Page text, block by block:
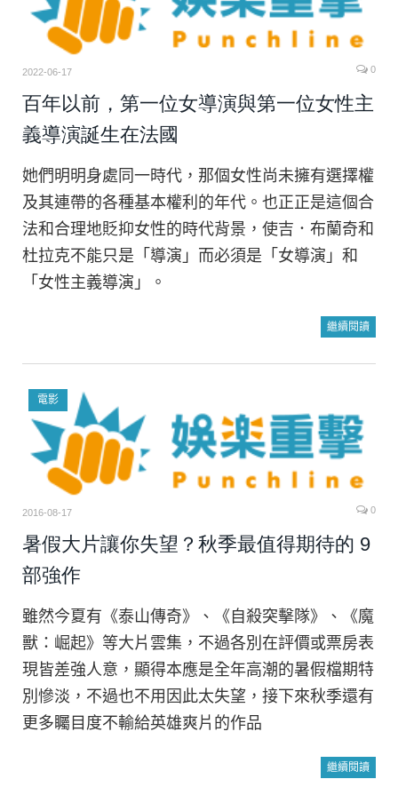
2022-06-17 0
百年以前，第一位女導演與第一位女性主
義導演誕生在法國
她們明明身處同一時代，那個女性尚未擁有選擇權
及其連帶的各種基本權利的年代。也正正是這個合
法和合理地貶抑女性的時代背景，使吉．布蘭奇和
杜拉克不能只是「導演」而必須是「女導演」和
「女性主義導演」。
繼續閱讀
電影
2016-08-17 0
暑假大片讓你失望？秋季最值得期待的 9
部強作
雖然今夏有《泰山傳奇》、《自殺突擊隊》、《魔
獸：崛起》等大片雲集，不過各別在評價或票房表
現皆差強人意，顯得本應是全年高潮的暑假檔期特
別慘淡，不過也不用因此太失望，接下來秋季還有
更多矚目度不輸給英雄爽片的作品
繼續閱讀